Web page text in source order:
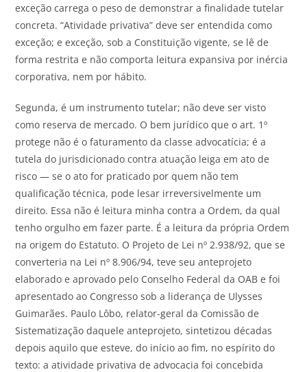
exceção carrega o peso de demonstrar a finalidade tutelar
concreta. “Atividade privativa” deve ser entendida como
exceção; e exceção, sob a Constituição vigente, se lê de
forma restrita e não comporta leitura expansiva por inércia
corporativa, nem por hábito.
Segunda, é um instrumento tutelar; não deve ser visto
como reserva de mercado. O bem jurídico que o art. 1º
protege não é o faturamento da classe advocatícia; é a
tutela do jurisdicionado contra atuação leiga em ato de
risco — se o ato for praticado por quem não tem
qualificação técnica, pode lesar irreversivelmente um
direito. Essa não é leitura minha contra a Ordem, da qual
tenho orgulho em fazer parte. É a leitura da própria Ordem
na origem do Estatuto. O Projeto de Lei nº 2.938/92, que se
converteria na Lei nº 8.906/94, teve seu anteprojeto
elaborado e aprovado pelo Conselho Federal da OAB e foi
apresentado ao Congresso sob a liderança de Ulysses
Guimarães. Paulo Lôbo, relator-geral da Comissão de
Sistematização daquele anteprojeto, sintetizou décadas
depois aquilo que esteve, do início ao fim, no espírito do
texto: a atividade privativa de advocacia foi concebida